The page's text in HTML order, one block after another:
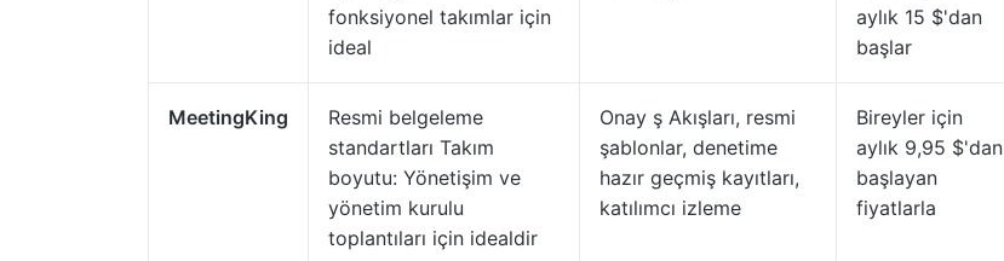
fonksiyonel takımlar için
ideal
aylık 15 $'dan
başlar
MeetingKing
Resmi belgeleme
standartları Takım
boyutu: Yönetişim ve
yönetim kurulu
toplantıları için idealdir
Onay ş Akışları, resmi
şablonlar, denetime
hazır geçmiş kayıtları,
katılımcı izleme
Bireyler için
aylık 9,95 $'dan
başlayan
fiyatlarla